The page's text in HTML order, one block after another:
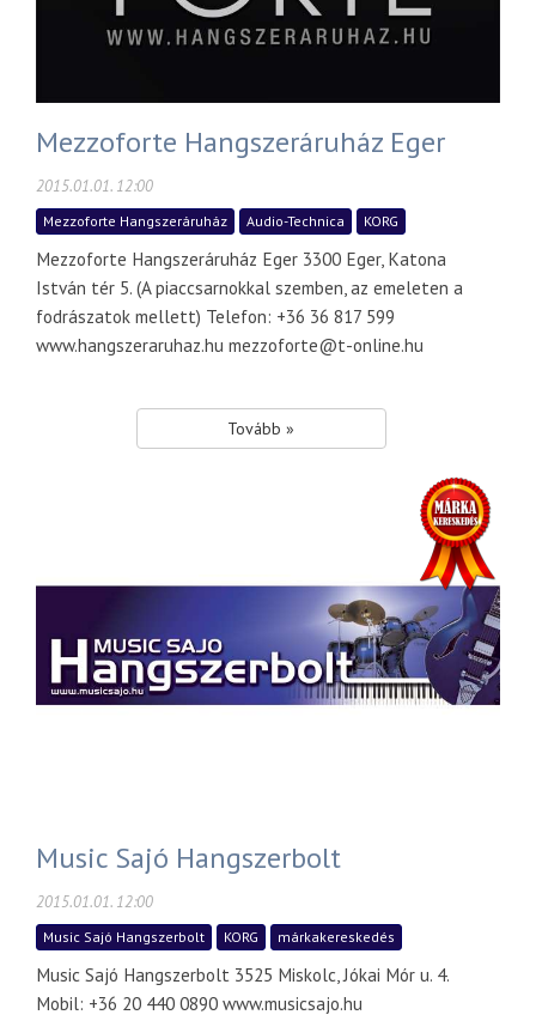
Mezzoforte Hangszeráruház Eger
2015.01.01. 12:00
Mezzoforte Hangszeráruház Audio-Technica KORG
Mezzoforte Hangszeráruház Eger 3300 Eger, Katona
István tér 5. (A piaccsarnokkal szemben, az emeleten a
fodrászatok mellett) Telefon: +36 36 817 599
www.hangszeraruhaz.hu mezzoforte@t-online.hu
Tovább »
Music Sajó Hangszerbolt
2015.01.01. 12:00
Music Sajó Hangszerbolt KORG márkakereskedés
Music Sajó Hangszerbolt 3525 Miskolc, Jókai Mór u. 4.
Mobil: +36 20 440 0890 www.musicsajo.hu